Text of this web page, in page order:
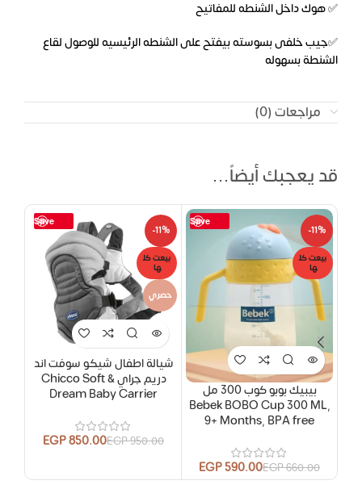
✅ هوك داخل الشنطه للمفاتيح
✅جيب خلفى بسوسته بيفتح على الشنطه الرئيسيه للوصول لقاع
الشنطة بسهوله
مراجعات (0)
قد يعجبك أيضاً…
Save
-11%
بيعت كل
ها
بيبيك بوبو كوب 300 مل
Bebek BOBO Cup 300 ML,
9+ Months, BPA free
660.00
EGP
590.00
EGP
Save
-11%
بيعت كل
ها
حصري
شيالة اطفال شيكو سوفت اند
دريم جراي Chicco Soft &
Dream Baby Carrier
950.00
EGP
850.00
EGP